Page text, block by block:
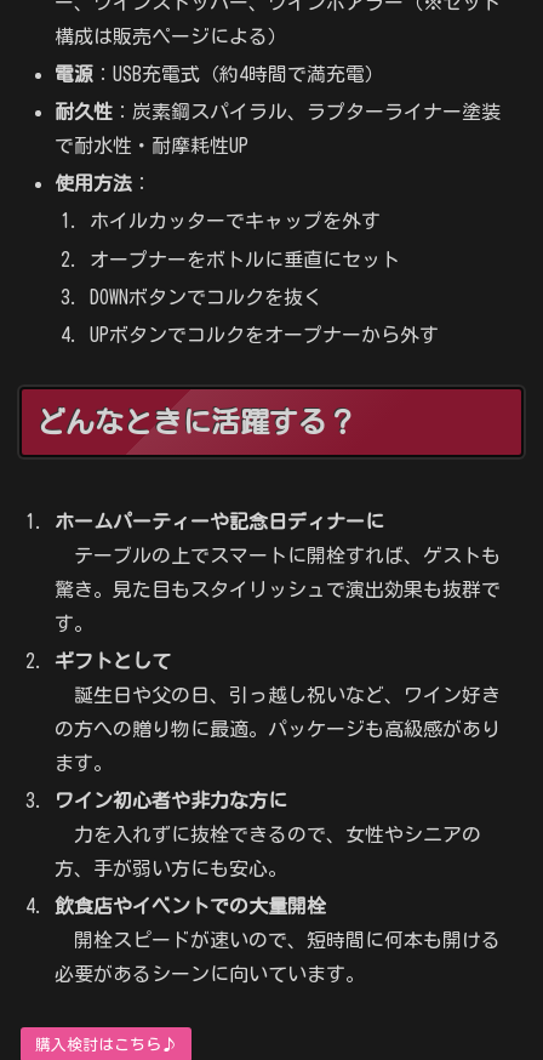
構成は販売ページによる）
電源 ：USB充電式（約4時間で満充電）
耐久性 ：炭素鋼スパイラル、ラプターライナー塗装
で耐水性・耐摩耗性UP
使用方法 ：
ホイルカッターでキャップを外す
オープナーをボトルに垂直にセット
DOWNボタンでコルクを抜く
UPボタンでコルクをオープナーから外す
どんなときに活躍する？
ホームパーティーや記念日ディナーに
テーブルの上でスマートに開栓すれば、ゲストも
驚き。見た目もスタイリッシュで演出効果も抜群で
す。
ギフトとして
誕生日や父の日、引っ越し祝いなど、ワイン好き
の方への贈り物に最適。パッケージも高級感があり
ます。
ワイン初心者や非力な方に
力を入れずに抜栓できるので、女性やシニアの
方、手が弱い方にも安心。
飲食店やイベントでの大量開栓
開栓スピードが速いので、短時間に何本も開ける
必要があるシーンに向いています。
購入検討はこちら♪